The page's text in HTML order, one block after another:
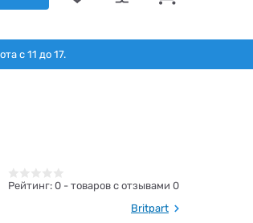
с 11 до 17.
Рейтинг: 0 - товаров с отзывами 0
Britpart